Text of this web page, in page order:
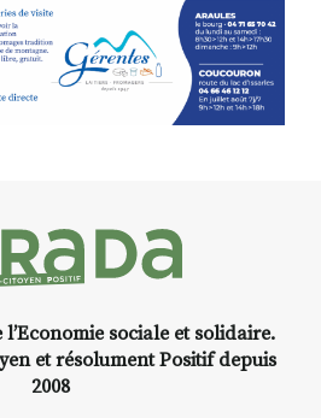
sociale et solidaire.
et résolument Positif depuis
2008